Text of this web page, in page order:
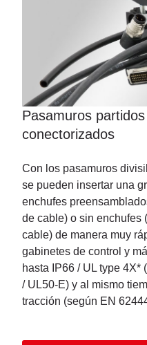
Pasamuros
conectorizados
Con los pasamuros
se pueden insertar una
enchufes
de cable) o sin enchufes
cable) de manera muy
gabinetes de control y
hasta IP66 / UL type
/ UL50-E) y al mismo
tracción (según EN